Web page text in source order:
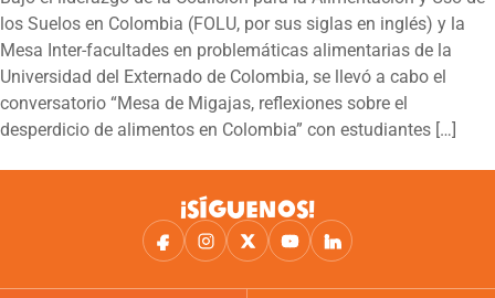
los Suelos en Colombia (FOLU, por sus siglas en inglés) y la
Mesa Inter-facultades en problemáticas alimentarias de la
Universidad del Externado de Colombia, se llevó a cabo el
conversatorio “Mesa de Migajas, reflexiones sobre el
desperdicio de alimentos en Colombia” con estudiantes […]
¡SÍGUENOS!